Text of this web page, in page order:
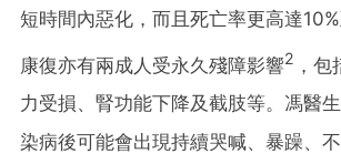
短時間內惡化，而且死亡率更高達
康復亦有兩成人受永久殘障影響2 ，
力受損、腎功能下降及截肢等。馮醫
染病後可能會出現持續哭喊、暴躁、